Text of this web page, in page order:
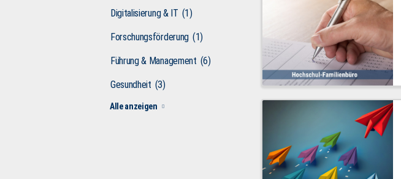
Digitalisierung & IT (1)
Forschungsförderung (1)
Führung & Management (6)
Gesundheit (3)
Alle anzeigen